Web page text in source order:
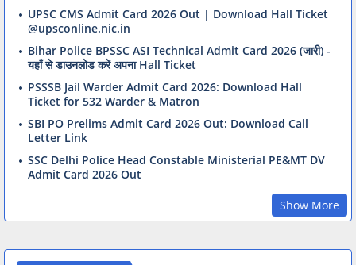
UPSC CMS Admit Card 2026 Out | Download Hall Ticket
@upsconline.nic.in
Bihar Police BPSSC ASI Technical Admit Card 2026 (जारी) -
यहाँ से डाउनलोड करें अपना Hall Ticket
PSSSB Jail Warder Admit Card 2026: Download Hall
Ticket for 532 Warder & Matron
SBI PO Prelims Admit Card 2026 Out: Download Call
Letter Link
SSC Delhi Police Head Constable Ministerial PE&MT DV
Admit Card 2026 Out
Show More